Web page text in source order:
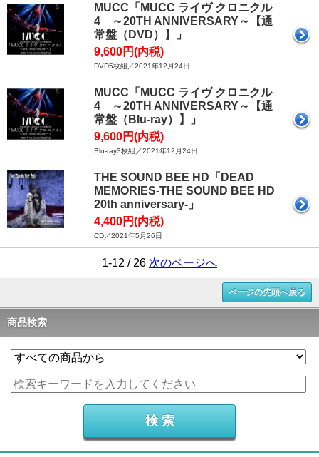
MUCC「MUCC ライヴ クロニクル
4 ～20TH ANNIVERSARY～【通
常盤（DVD）】」
9,600円(内税)
DVD5枚組／2021年12月24日
MUCC「MUCC ライヴ クロニクル
4 ～20TH ANNIVERSARY～【通
常盤（Blu-ray）】」
9,600円(内税)
Blu-ray3枚組／2021年12月24日
THE SOUND BEE HD「DEAD
MEMORIES-THE SOUND BEE HD
20th anniversary-」
4,400円(内税)
CD／2021年5月26日
1-12 / 26 次のページへ
ページの先頭へ戻る
商品検索